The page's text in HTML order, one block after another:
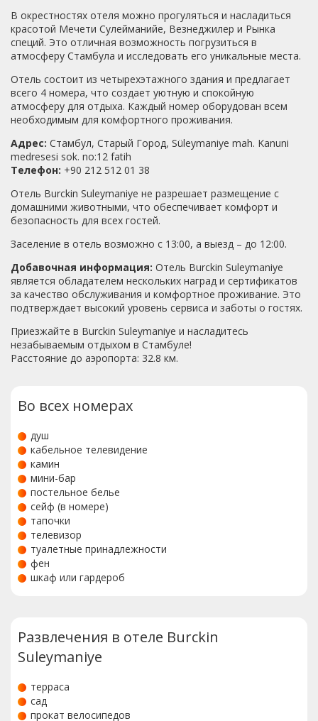
В окрестностях отеля можно прогуляться и насладиться
красотой Мечети Сулейманийе, Везнеджилер и Рынка
специй. Это отличная возможность погрузиться в
атмосферу Стамбула и исследовать его уникальные места.
Отель состоит из четырехэтажного здания и предлагает
всего 4 номера, что создает уютную и спокойную
атмосферу для отдыха. Каждый номер оборудован всем
необходимым для комфортного проживания.
Адрес: Стамбул, Старый Город, Süleymaniye mah. Kanuni
medresesi sok. no:12 fatih
Телефон: +90 212 512 01 38
Отель Burckin Suleymaniye не разрешает размещение с
домашними животными, что обеспечивает комфорт и
безопасность для всех гостей.
Заселение в отель возможно с 13:00, а выезд – до 12:00.
Добавочная информация: Отель Burckin Suleymaniye
является обладателем нескольких наград и сертификатов
за качество обслуживания и комфортное проживание. Это
подтверждает высокий уровень сервиса и заботы о гостях.
Приезжайте в Burckin Suleymaniye и насладитесь
незабываемым отдыхом в Стамбуле!
Расстояние до аэропорта: 32.8 км.
Во всех номерах
душ
кабельное телевидение
камин
мини-бар
постельное белье
сейф (в номере)
тапочки
телевизор
туалетные принадлежности
фен
шкаф или гардероб
Развлечения в отеле Burckin
Suleymaniye
терраса
сад
прокат велосипедов